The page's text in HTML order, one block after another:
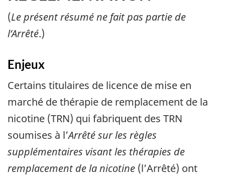
(Le présent résumé ne fait pas partie de
l’Arrêté.)
Enjeux
Certains titulaires de licence de mise en
marché de thérapie de remplacement de la
nicotine (TRN) qui fabriquent des TRN
soumises à l’Arrêté sur les règles
supplémentaires visant les thérapies de
remplacement de la nicotine (l’Arrêté) ont